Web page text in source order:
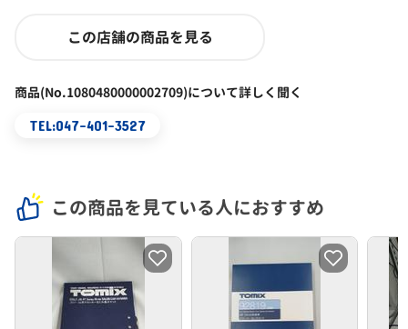
この店舗の商品を見る
商品(No.1080480000002709)について詳しく聞く
TEL:047-401-3527
この商品を見ている人におすすめ